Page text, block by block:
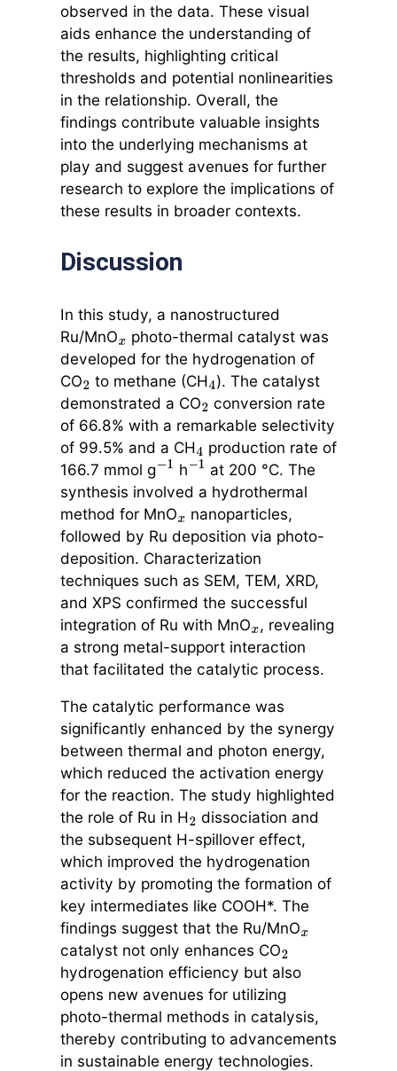
observed in the data. These visual
aids enhance the understanding of
the results, highlighting critical
thresholds and potential nonlinearities
in the relationship. Overall, the
findings contribute valuable insights
into the underlying mechanisms at
play and suggest avenues for further
research to explore the implications of
these results in broader contexts.
Discussion
In this study, a nanostructured
Ru/MnOx photo-thermal catalyst was
developed for the hydrogenation of
CO2 to methane (CH4). The catalyst
demonstrated a CO2 conversion rate
of 66.8% with a remarkable selectivity
of 99.5% and a CH4 production rate of
166.7 mmol g−1 h−1 at 200 °C. The
synthesis involved a hydrothermal
method for MnOx nanoparticles,
followed by Ru deposition via photo-
deposition. Characterization
techniques such as SEM, TEM, XRD,
and XPS confirmed the successful
integration of Ru with MnOx, revealing
a strong metal-support interaction
that facilitated the catalytic process.
The catalytic performance was
significantly enhanced by the synergy
between thermal and photon energy,
which reduced the activation energy
for the reaction. The study highlighted
the role of Ru in H2 dissociation and
the subsequent H-spillover effect,
which improved the hydrogenation
activity by promoting the formation of
key intermediates like COOH*. The
findings suggest that the Ru/MnOx
catalyst not only enhances CO2
hydrogenation efficiency but also
opens new avenues for utilizing
photo-thermal methods in catalysis,
thereby contributing to advancements
in sustainable energy technologies.